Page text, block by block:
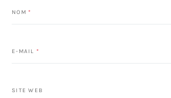
NOM *
E-MAIL *
SITE WEB